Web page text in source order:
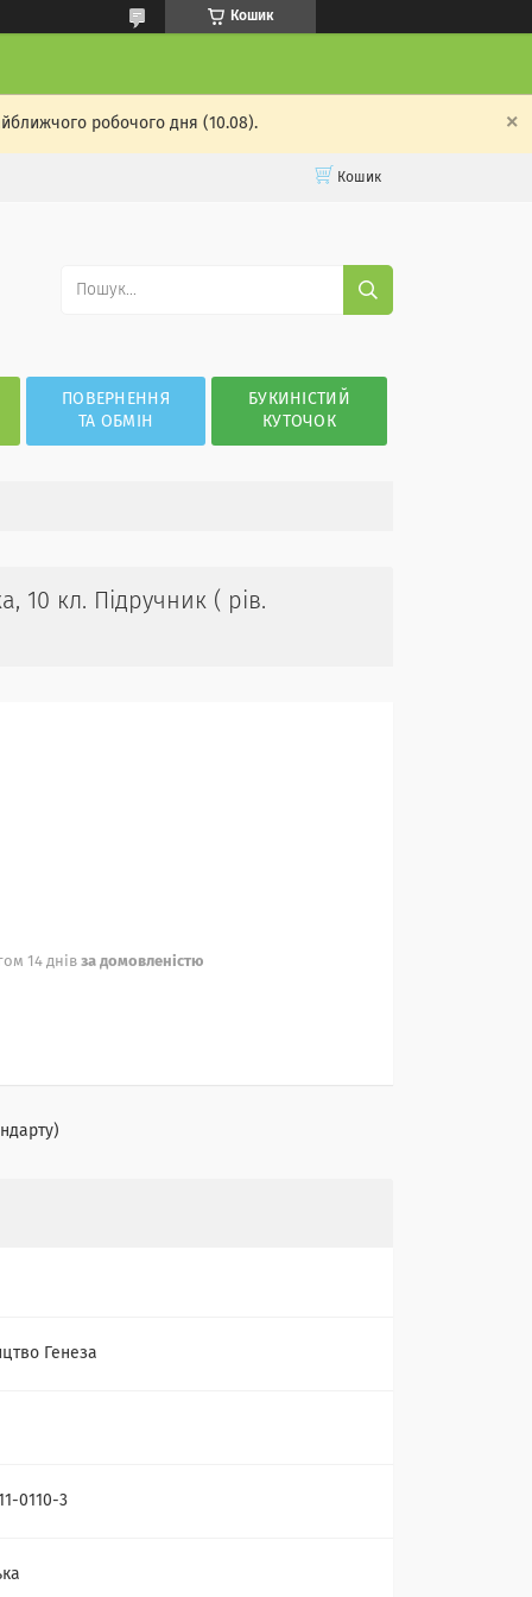
Кошик
робочого дня (10.08).
Кошик
ПОВЕРНЕННЯ
ТА ОБМІН
БУКИНІСТИЙ
КУТОЧОК
10 кл. Підручник ( рів.
14 днів за домовленістю
Генеза
0110-3